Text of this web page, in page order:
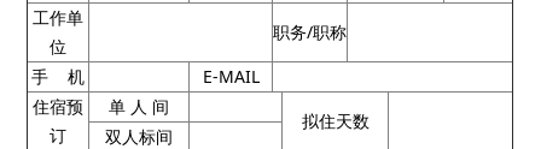
工作单
位
职务/职称
手 机
E-MAIL
住宿预
订
单 人 间
拟住天数
双人标间